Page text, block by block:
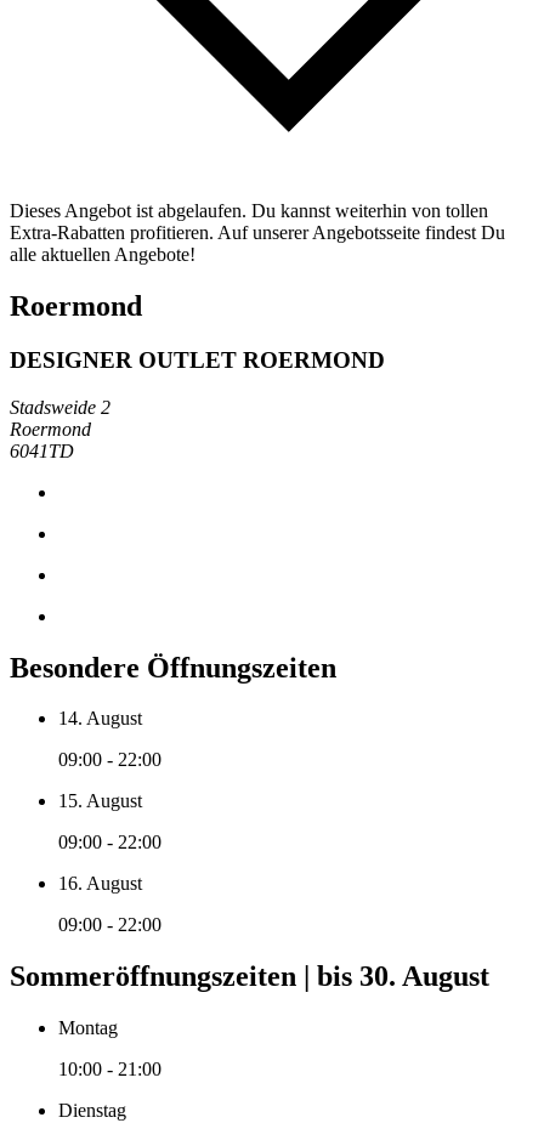
Dieses Angebot ist abgelaufen. Du kannst weiterhin von tollen
Extra-Rabatten profitieren. Auf unserer Angebotsseite findest Du
alle aktuellen Angebote!
Roermond
DESIGNER OUTLET ROERMOND
Stadsweide 2
Roermond
6041TD
Besondere Öffnungszeiten
14. August
09:00 - 22:00
15. August
09:00 - 22:00
16. August
09:00 - 22:00
Sommeröffnungszeiten | bis 30. August
Montag
10:00 - 21:00
Dienstag